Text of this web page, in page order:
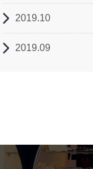
2019.10
2019.09